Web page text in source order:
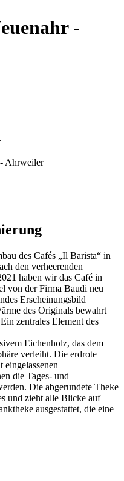
-
Ahrweiler
des Cafés „Il Barista“ in
den verheerenden
haben wir das Café in
von der Firma Baudi neu
Erscheinungsbild
des Originals bewahrt
zentrales Element des
Eichenholz, das dem
verleiht. Die erdrote
die Tages- und
Die abgerundete Theke
und zieht alle Blicke auf
ausgestattet, die eine